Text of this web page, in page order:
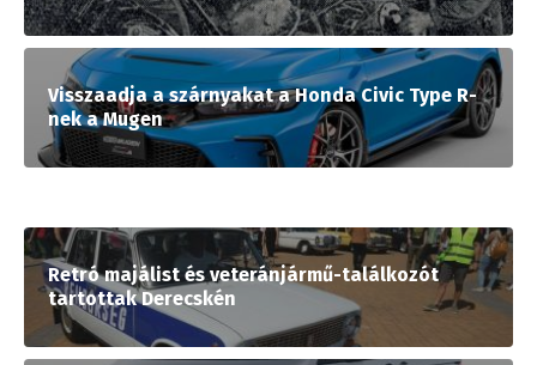
Visszaadja a szárnyakat a Honda Civic Type R-
nek a Mugen
Retró majálist és veteránjármű-találkozót
tartottak Derecskén